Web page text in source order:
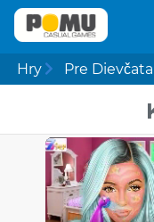
Hry Pre Dievčata